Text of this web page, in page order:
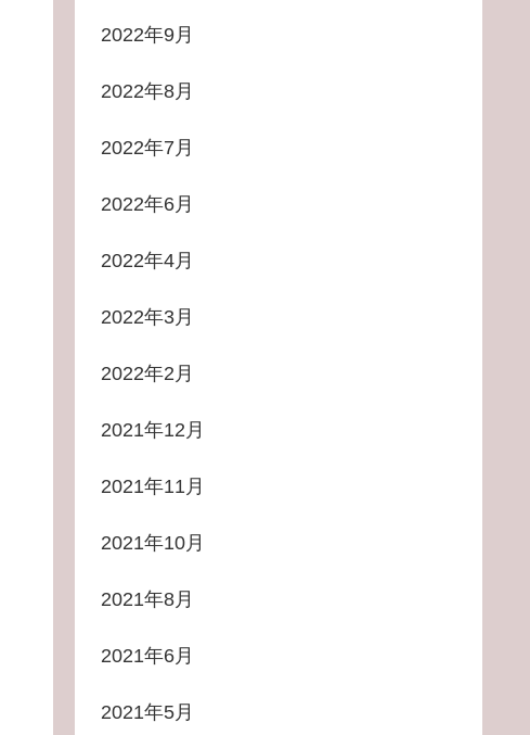
2022年9月
2022年8月
2022年7月
2022年6月
2022年4月
2022年3月
2022年2月
2021年12月
2021年11月
2021年10月
2021年8月
2021年6月
2021年5月